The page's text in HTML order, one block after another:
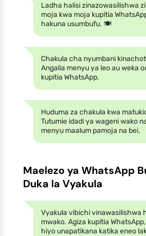
Ladha halisi zinazowasilishwa
moja kwa moja kupitia
hakuna usumbufu. 🍽️
Chakula cha nyumbani
Angalia menyu ya leo au weka
kupitia WhatsApp.
Huduma za chakula kwa
Tutumie idadi ya wageni wako
menyu maalum pamoja na bei.
Maelezo ya WhatsApp
Duka la Vyakula
Vyakula vibichi vinawasilishwa
mwako. Agiza kupitia
hiyo unapatikana katika eneo